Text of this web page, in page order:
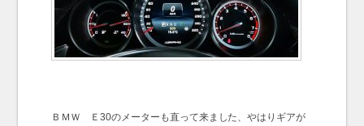
ＢＭＷ Ｅ30のメーターも直って来ました、やはりギアが